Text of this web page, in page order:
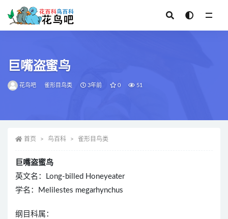
巨嘴盗蜜鸟
花鸟吧 雀形目鸟类 3年前 0 51
首页 鸟百科 雀形目鸟类
巨嘴盗蜜鸟
英文名：Long-billed Honeyeater
学名：Melilestes megarhynchus
纲目科属：